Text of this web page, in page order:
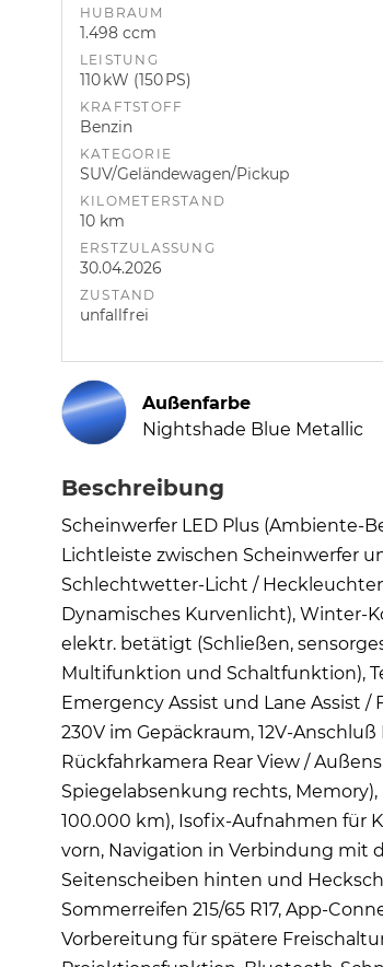
HUBRAUM
1.498 ccm
LEISTUNG
110 kW (150 PS)
KRAFTSTOFF
Benzin
KATEGORIE
SUV/Geländewagen/Pickup
KILOMETERSTAND
10 km
ERSTZULASSUNG
30.04.2026
ZUSTAND
unfallfrei
Außenfarbe
Nightshade Blue Metallic
Beschreibung
Scheinwerfer LED Plus (Ambiente-
Lichtleiste zwischen Scheinwerfer
Schlechtwetter-Licht /
Dynamisches Kurvenlicht), Winter-
elektr. betätigt (Schließen,
Multifunktion und Schaltfunktion),
Emergency Assist und Lane Assist
230V im Gepäckraum, 12V-
Rückfahrkamera Rear View /
Spiegelabsenkung rechts,
100.000 km), Isofix-Aufnahmen für
vorn, Navigation in Verbindung mit
Seitenscheiben hinten und
Sommerreifen 215/65 R17, App-
Vorbereitung für spätere